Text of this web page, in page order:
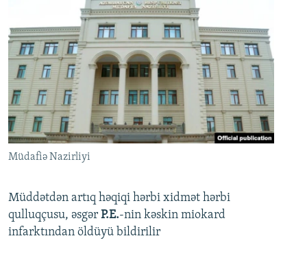
Müdafiə Nazirliyi
Müddətdən artıq həqiqi hərbi xidmət hərbi
qulluqçusu, əsgər P.E.-nin kəskin miokard
infarktından öldüyü bildirilir